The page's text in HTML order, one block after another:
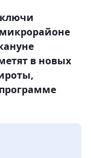
в новых